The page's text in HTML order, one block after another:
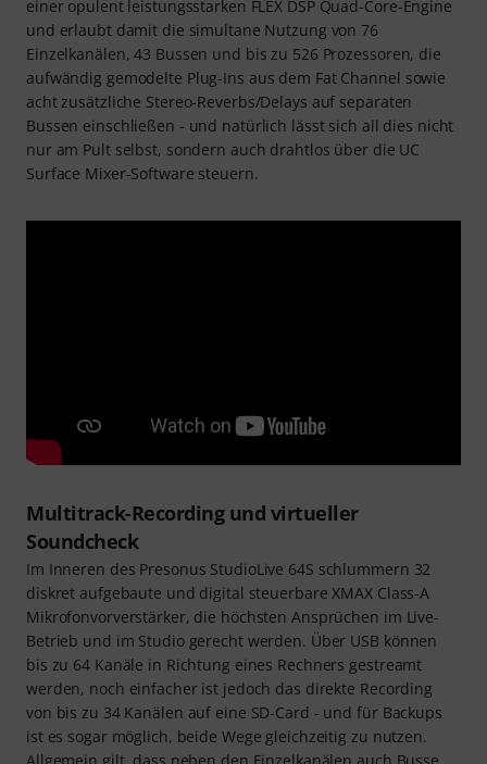
einer opulent leistungsstarken FLEX DSP Quad-Core-Engine
und erlaubt damit die simultane Nutzung von 76
Einzelkanälen, 43 Bussen und bis zu 526 Prozessoren, die
aufwändig gemodelte Plug-Ins aus dem Fat Channel sowie
acht zusätzliche Stereo-Reverbs/Delays auf separaten
Bussen einschließen - und natürlich lässt sich all dies nicht
nur am Pult selbst, sondern auch drahtlos über die UC
Surface Mixer-Software steuern.
Multitrack-Recording und virtueller
Soundcheck
Im Inneren des Presonus StudioLive 64S schlummern 32
diskret aufgebaute und digital steuerbare XMAX Class-A
Mikrofonvorverstärker, die höchsten Ansprüchen im Live-
Betrieb und im Studio gerecht werden. Über USB können
bis zu 64 Kanäle in Richtung eines Rechners gestreamt
werden, noch einfacher ist jedoch das direkte Recording
von bis zu 34 Kanälen auf eine SD-Card - und für Backups
ist es sogar möglich, beide Wege gleichzeitig zu nutzen.